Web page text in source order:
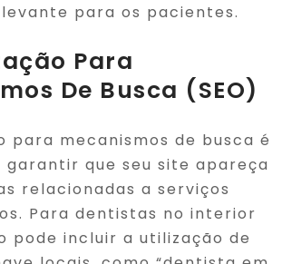
para os pacientes.
Para
De Busca (SEO)
para mecanismos de busca é
que seu site apareça
relacionadas a serviços
Para dentistas no interior
pode incluir a utilização de